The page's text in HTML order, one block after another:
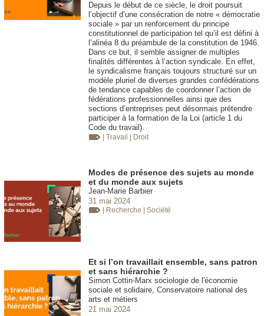
Depuis le début de ce siècle, le droit poursuit
l’objectif d’une consécration de notre « démocratie
sociale » par un renforcement du principe
constitutionnel de participation tel qu’il est défini à
l’alinéa 8 du préambule de la constitution de 1946.
Dans ce but, il semble assigner de multiples
finalités différentes à l’action syndicale. En effet,
le syndicalisme français toujours structuré sur un
modèle pluriel de diverses grandes confédérations
de tendance capables de coordonner l’action de
fédérations professionnelles ainsi que des
sections d’entreprises peut désormais prétendre
participer à la formation de la Loi (article 1 du
Code du travail).
| Travail | Droit
Modes de présence des sujets au monde
et du monde aux sujets
Jean-Marie Barbier
31 mai 2024
| Recherche | Société
Et si l’on travaillait ensemble, sans patron
et sans hiérarchie ?
Simon Cottin-Marx sociologie de l'économie
sociale et solidaire, Conservatoire national des
arts et métiers
21 mai 2024